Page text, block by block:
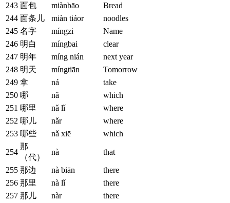
243 面包 miànbāo
Bread
244 面条儿 miàn tiáor
noodles
245 名字 míngzi
Name
246 明白 míngbai
clear
247 明年 míng nián
next year
248 明天 míngtiān
Tomorrow
249 拿 ná
take
250 哪 nǎ
which
251 哪里 nǎ lǐ
where
252 哪儿 nǎr
where
253 哪些 nǎ xiē which
254
那
（代）
nà that
255 那边 nà biān
there
256 那里 nà lǐ
there
257 那儿 nàr
there